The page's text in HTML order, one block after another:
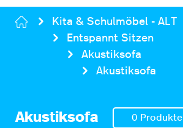
Kita & Schulmöbel - ALT
Entspannt Sitzen
Akustiksofa
Akustiksofa
Akustiksofa 0 Produkte